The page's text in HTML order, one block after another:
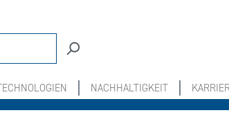
NACHHALTIGKEIT